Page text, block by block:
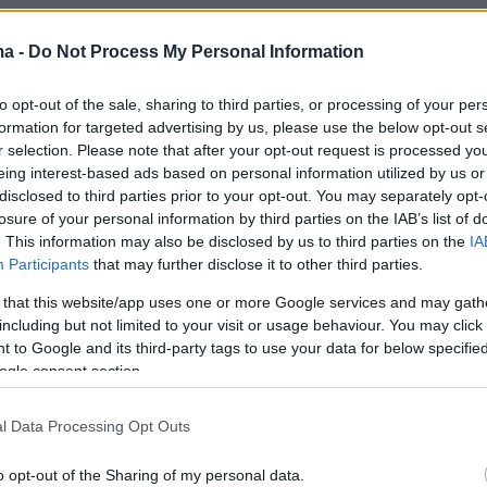
- Do Not Process My Personal Information
opt-out of the sale, sharing to third parties, or processing of your
for targeted advertising by us, please use the below opt-out
selection. Please note that after your opt-out request is processed
interest-based ads based on personal information utilized by us
to third parties prior to your opt-out. You may separately
of your personal information by third parties on the IAB’s list of
This information may also be disclosed by us to third parties on the
Participants that may further disclose it to other third parties.
this website/app uses one or more Google services and may
but not limited to your visit or usage behaviour. You may
to Google and its third-party tags to use your data for below
consent section.
Data Processing Opt Outs
opt-out of the Sharing of my personal data.
η πρώτη του λέξη. «Ευχαριστώ φίλοι μου,
μου εδώ στοΠαρίσιαλλά και παντού, σε όλη
πρόσθεσε. «Μετά από πέντε χρόνια
μία πλειοψηφία μου έκανε την τιμή να
τηςΓαλλίαςγια τα επόμενα πέντε
όλους τους εθελοντές, τους
ανθρώπους που με συνόδευσαν στην
εκείνους που είναι μαζί μου από την
επανεκλογή μου υπαρκτή. Ξέρω ότι δώσατε
κάνατε μεγάλη προσπάθεια. Ευχαριστώ
πρέπει, αυτό που σας πρέπει. Ευχαριστώ».